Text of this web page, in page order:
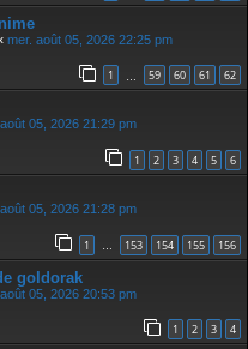
mer. août 05, 2026 22:25 pm
1 59 60 61 62
05, 2026 21:29 pm
1 2 3 4 5 6
05, 2026 21:28 pm
1 … 153 154 155 156
goldorak
05, 2026 20:53 pm
1 2 3 4